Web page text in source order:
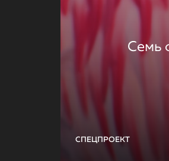
СПЕЦПРОЕКТ
Семь